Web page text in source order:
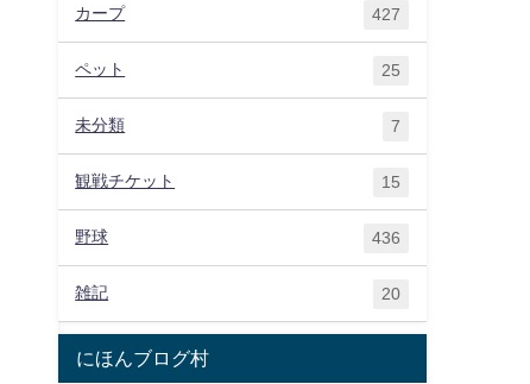
カープ 427
ペット 25
未分類 7
観戦チケット 15
野球 436
雑記 20
にほんブログ村